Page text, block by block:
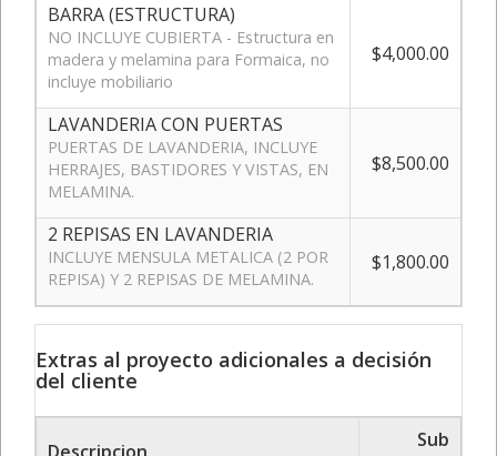
BARRA (ESTRUCTURA)
NO INCLUYE CUBIERTA - Estructura en
madera y melamina para Formaica, no
incluye mobiliario
$4,000.00
LAVANDERIA CON PUERTAS
PUERTAS DE LAVANDERIA, INCLUYE
HERRAJES, BASTIDORES Y VISTAS, EN
MELAMINA.
$8,500.00
2 REPISAS EN LAVANDERIA
INCLUYE MENSULA METALICA (2 POR
REPISA) Y 2 REPISAS DE MELAMINA.
$1,800.00
Extras al proyecto adicionales a decisión
del cliente
Sub